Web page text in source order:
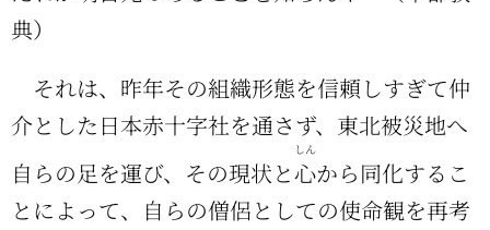
典）
それは、昨年その組織形態を信頼しすぎて仲
介とした日本赤十字社を通さず、東北被災地へ
自らの足を運び、その現状と心
しん
から同化するこ
とによって、自らの僧侶としての使命観を再考